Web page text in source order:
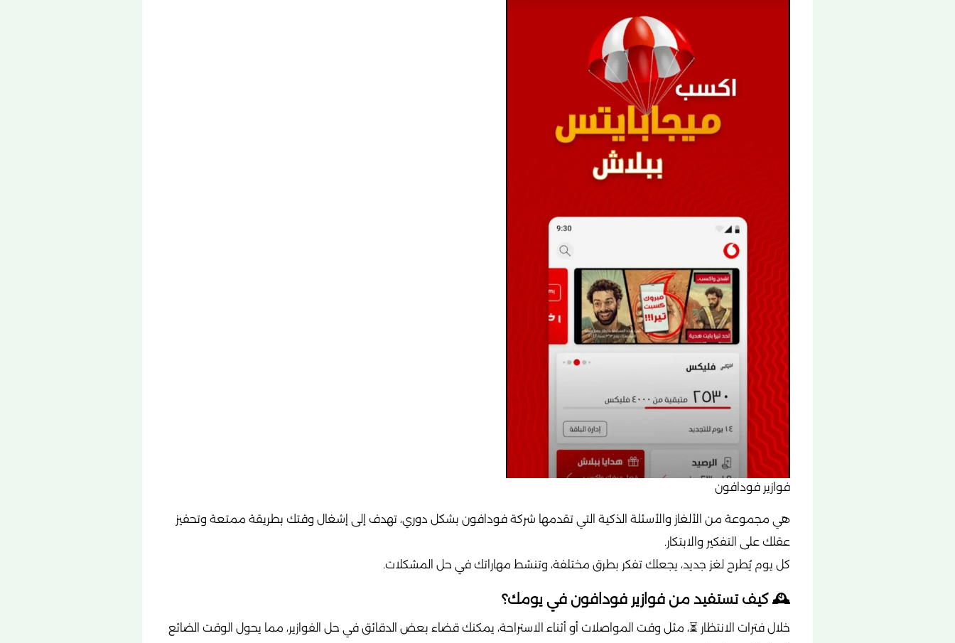
فوازير فودافون
هي مجموعة من الألغاز والأسئلة الذكية التي تقدمها شركة فودافون بشكل دوري، تهدف إلى إشغال وقتك بطريقة ممتعة وتحفيز
عقلك على التفكير والابتكار.
كل يوم يُطرح لغز جديد، يجعلك تفكر بطرق مختلفة، وتنشط مهاراتك في حل المشكلات.
🕰️ كيف تستفيد من فوازير فودافون في يومك؟
خلال فترات الانتظار ⏳، مثل وقت المواصلات أو أثناء الاستراحة، يمكنك قضاء بعض الدقائق في حل الفوازير، مما يحول الوقت الضائع